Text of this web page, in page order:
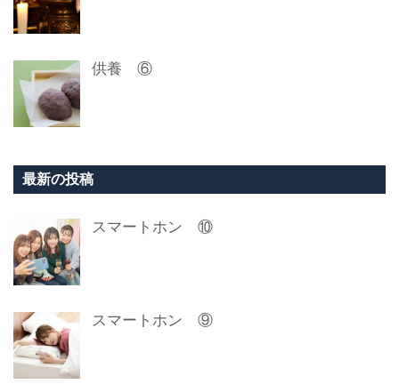
供養 ⑥
最新の投稿
スマートホン ⑩
スマートホン ⑨